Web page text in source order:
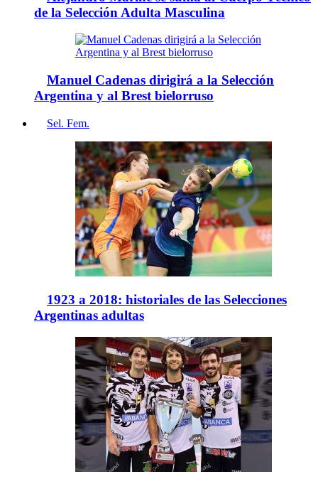
de la Selección Adulta Masculina
Manuel Cadenas dirigirá a la Selección
Argentina y al Brest bielorruso
Sel. Fem.
1923 a 2018: historiales de las Selecciones
Argentinas adultas